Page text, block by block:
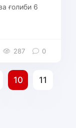
ғолиби 6
287 0
10 11